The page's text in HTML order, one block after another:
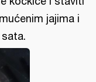
jajima i